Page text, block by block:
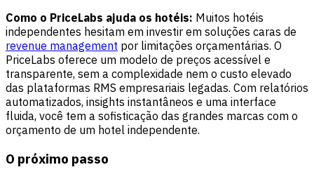
Como o PriceLabs ajuda os hotéis: Muitos hotéis
independentes hesitam em investir em soluções caras de
revenue management por limitações orçamentárias. O
PriceLabs oferece um modelo de preços acessível e
transparente, sem a complexidade nem o custo elevado
das plataformas RMS empresariais legadas. Com relatórios
automatizados, insights instantâneos e uma interface
fluida, você tem a sofisticação das grandes marcas com o
orçamento de um hotel independente.
O próximo passo